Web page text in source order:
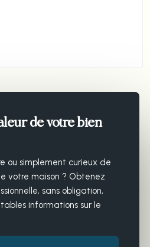
de votre bien
ou simplement curieux de
votre maison ? Obtenez
sans obligation,
informations sur le